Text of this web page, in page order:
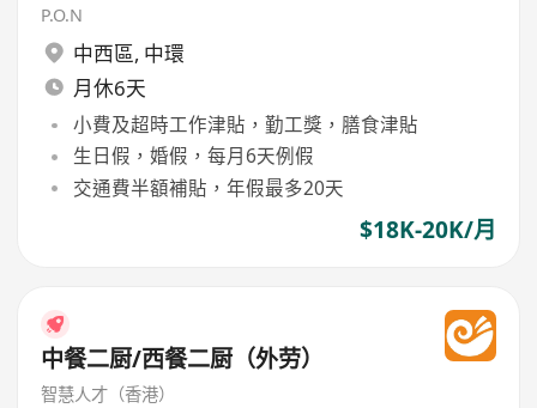
P.O.N
中西區, 中環
月休6天
小費及超時工作津貼，勤工獎，膳食津貼
生日假，婚假，每月6天例假
交通費半額補貼，年假最多20天
$18K-20K/月
中餐二厨/西餐二厨（外劳）
智慧人才（香港）